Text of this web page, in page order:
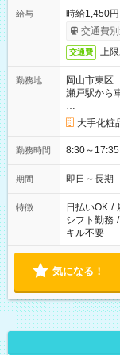
給与
時給1,450円
交通費
交通費 上
勤務地
岡山市東区
瀬戸駅から
…
大手化粧
勤務時間 8:30～17:35
期間 即日～長期
特徴 日払いOK /
シフト勤務 /
キル不要
気になる！